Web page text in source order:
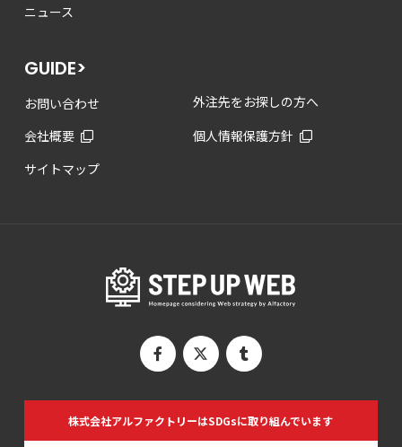
ニュース
GUIDE>
お問い合わせ
外注先をお探しの方へ
会社概要
個人情報保護方針
サイトマップ
株式会社アルファクトリーはSDGsに取り組んでいます